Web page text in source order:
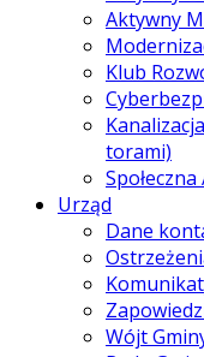
Aktywny
Klub
torami)
Urząd
Dane
Wójt